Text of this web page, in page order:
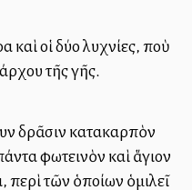
καὶ οἱ δύο λυχνίες, ποὺ
τῆς γῆς.
δρᾶσιν κατακαρπὸν
φωτεινὸν καὶ ἅγιον
περὶ τῶν ὁποίων ὁμιλεῖ